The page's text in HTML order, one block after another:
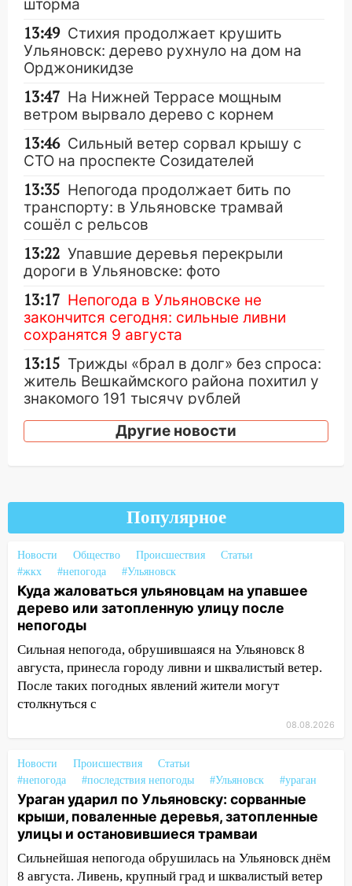
шторма
13:49 Стихия продолжает крушить
Ульяновск: дерево рухнуло на дом на
Орджоникидзе
13:47 На Нижней Террасе мощным
ветром вырвало дерево с корнем
13:46 Сильный ветер сорвал крышу с
СТО на проспекте Созидателей
13:35 Непогода продолжает бить по
транспорту: в Ульяновске трамвай
сошёл с рельсов
13:22 Упавшие деревья перекрыли
дороги в Ульяновске: фото
13:17 Непогода в Ульяновске не
закончится сегодня: сильные ливни
сохранятся 9 августа
13:15 Трижды «брал в долг» без спроса:
житель Вешкаймского района похитил у
знакомого 191 тысячу рублей
13:14
Ураган оторвал светофор на
проспекте Филатова в Ульяновске
на электрощит
13:10 В Заволжском районе дерево
упало во дворе
13:08 Ураган ударил по Ульяновску:
сорванные крыши, поваленные деревья,
затопленные улицы и остановившиеся
трамваи
12:17 Ульяновск накрыл крупный град:
после ливня город снова уходит под
воду
Прокуратура взяла на контроль
Федерации
12:01 Пьяная женщина сбила
шестилетнего ребёнка на улице
Федерации: возбуждено уголовное дело
11:16 В Ульяновске ищут 37-летнего
мужчину, пропавшего ещё 19 июля
Другие новости
Популярное
Новости Общество Происшествия
Статьи
#жкх
#непогода #Ульяновск
Куда жаловаться ульяновцам на упавшее
дерево или затопленную улицу после
непогоды
Сильная непогода, обрушившаяся на Ульяновск 8
августа, принесла городу ливни и шквалистый ветер.
После таких погодных явлений жители могут
столкнуться с
08.08.2026
Новости Происшествия
Статьи
#непогода
#последствия непогоды #Ульяновск #ураган
Ураган ударил по Ульяновску: сорванные
крыши, поваленные деревья, затопленные
улицы и остановившиеся трамваи
Сильнейшая непогода обрушилась на Ульяновск днём
8 августа. Ливень, крупный град и шквалистый ветер